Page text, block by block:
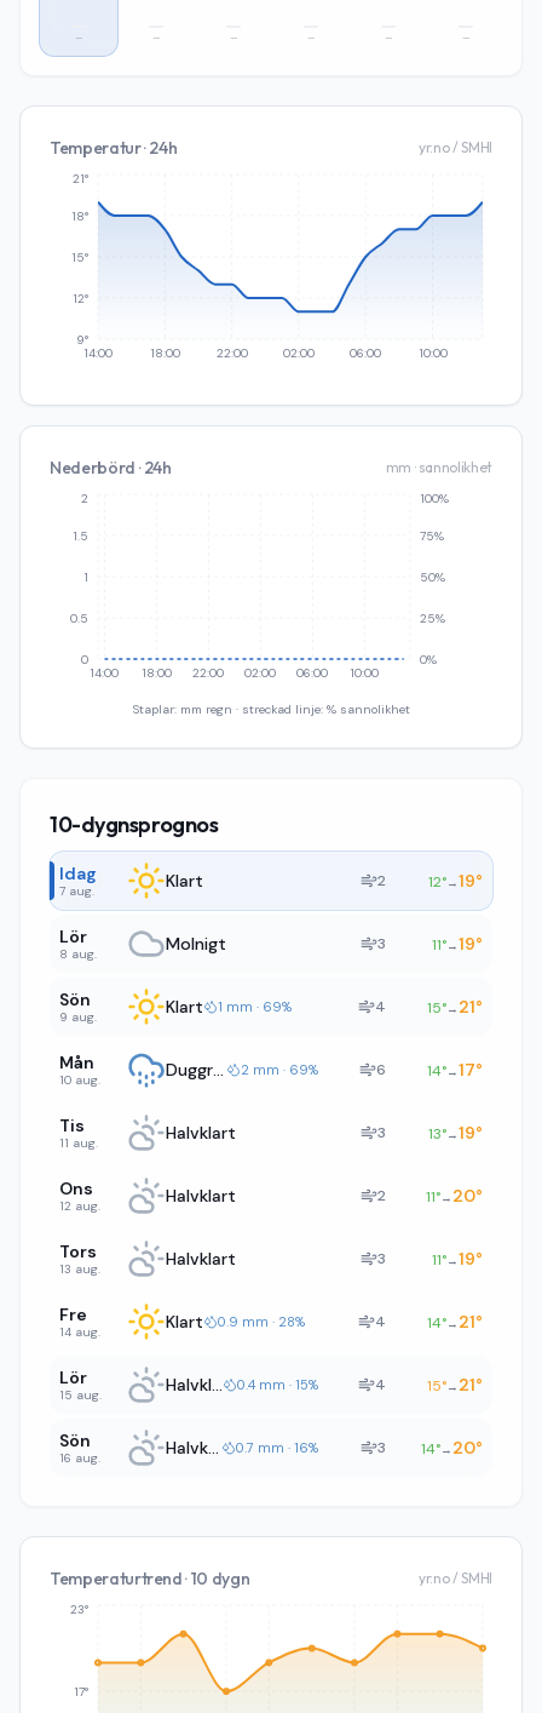
– – – – – –
Temperatur · 24h yr.no / SMHI
14:00 18:00 22:00 02:00 06:00 10:00
9°
12°
15°
18°
21°
Nederbörd · 24h mm · sannolikhet
14:00 18:00 22:00 02:00 06:00 10:00
0
0.5
1
1.5
2
0%
25%
50%
75%
100%
Staplar: mm regn · streckad linje: % sannolikhet
10-dygnsprognos
Idag
7 aug. Klart 2 12°→19°
Lör
8 aug. Molnigt 3 11°→19°
Sön
9 aug. Klart 1 mm · 69% 4 15°→ 21°
Mån
10 aug. Duggregn 2 mm · 69% 6 14°→17°
Tis
11 aug. Halvklart 3 13°→19°
Ons
12 aug. Halvklart 2 11°→ 20°
Tors
13 aug. Halvklart 3 11°→19°
Fre
14 aug. Klart 0.9 mm · 28% 4 14°→ 21°
Lör
15 aug. Halvklart 0.4 mm · 15% 4 15°→ 21°
Sön
16 aug. Halvklart 0.7 mm · 16% 3 14°→ 20°
Temperaturtrend · 10 dygn yr.no / SMHI
17°
23°